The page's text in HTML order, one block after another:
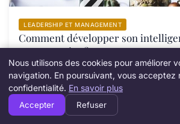
LEADERSHIP ET MANAGEMENT
Comment développer son
en entreprise ?
29 août 2025
Nous utilisons des cookies pour améliorer
navigation. En poursuivant, vous acceptez
confidentialité. En savoir plus
Accepter Refuser